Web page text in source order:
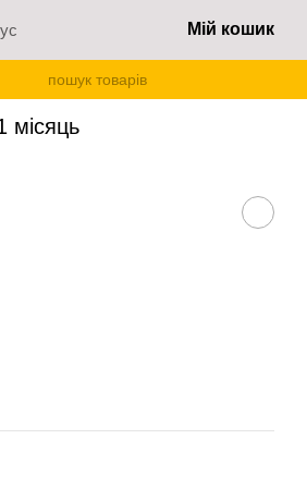
Мій кошик
місяць